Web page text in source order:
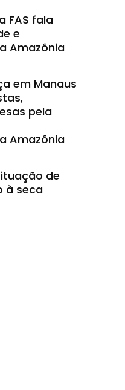
FAS fala
e
Amazônia
em Manaus
pela
Amazônia
de
à seca